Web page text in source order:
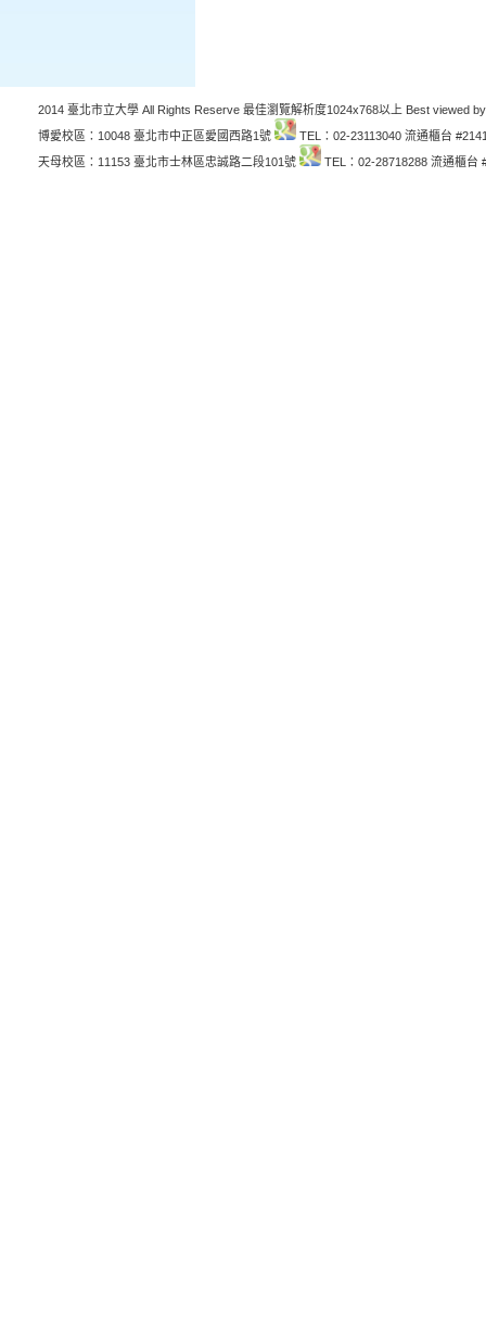
2014 臺北市立大學 All Rights Reserve 最佳瀏覽解析度1024x768以上 Best viewed
博愛校區：10048 臺北市中正區愛國西路1號
TEL：02-23113040 流通櫃台
天母校區：11153 臺北市士林區忠誠路二段101號
TEL：02-28718288 流通櫃台